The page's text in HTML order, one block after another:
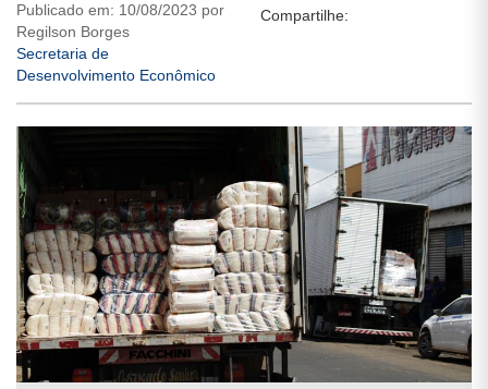
Publicado em: 10/08/2023 por
Regilson Borges
Secretaria de
Desenvolvimento Econômico
Compartilhe: